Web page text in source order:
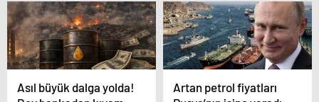
ardından yükselişle
kapandı
Asıl büyük dalga yolda!
Artan petrol fiyatları